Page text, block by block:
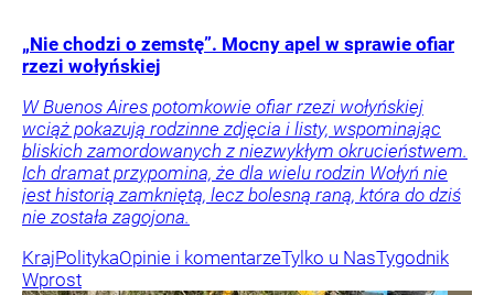
„Nie chodzi o zemstę”. Mocny apel w sprawie ofiar
rzezi wołyńskiej
W Buenos Aires potomkowie ofiar rzezi wołyńskiej
wciąż pokazują rodzinne zdjęcia i listy, wspominając
bliskich zamordowanych z niezwykłym okrucieństwem.
Ich dramat przypomina, że dla wielu rodzin Wołyń nie
jest historią zamkniętą, lecz bolesną raną, która do dziś
nie została zagojona.
KrajPolitykaOpinie i komentarzeTylko u NasTygodnik
Wprost